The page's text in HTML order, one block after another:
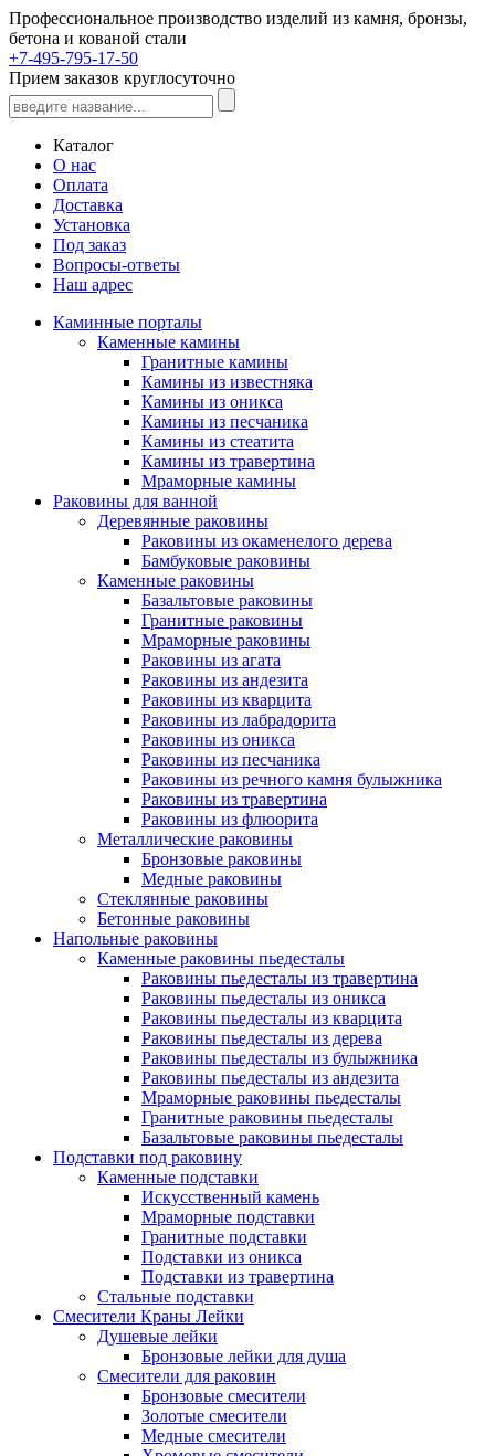
Профессиональное производство изделий из камня, бронзы,
бетона и кованой стали
+7-495-795-17-50
Прием заказов круглосуточно
Каталог
О нас
Оплата
Доставка
Установка
Под заказ
Вопросы-ответы
Наш адрес
Каминные порталы
Каменные камины
Гранитные камины
Камины из известняка
Камины из оникса
Камины из песчаника
Камины из стеатита
Камины из травертина
Мраморные камины
Раковины для ванной
Деревянные раковины
Раковины из окаменелого дерева
Бамбуковые раковины
Каменные раковины
Базальтовые раковины
Гранитные раковины
Мраморные раковины
Раковины из агата
Раковины из андезита
Раковины из кварцита
Раковины из лабрадорита
Раковины из оникса
Раковины из песчаника
Раковины из речного камня булыжника
Раковины из травертина
Раковины из флюорита
Металлические раковины
Бронзовые раковины
Медные раковины
Стеклянные раковины
Бетонные раковины
Напольные раковины
Каменные раковины пьедесталы
Раковины пьедесталы из травертина
Раковины пьедесталы из оникса
Раковины пьедесталы из кварцита
Раковины пьедесталы из дерева
Раковины пьедесталы из булыжника
Раковины пьедесталы из андезита
Мраморные раковины пьедесталы
Гранитные раковины пьедесталы
Базальтовые раковины пьедесталы
Подставки под раковину
Каменные подставки
Искусственный камень
Мраморные подставки
Гранитные подставки
Подставки из оникса
Подставки из травертина
Стальные подставки
Смесители Краны Лейки
Душевые лейки
Бронзовые лейки для душа
Смесители для раковин
Бронзовые смесители
Золотые смесители
Медные смесители